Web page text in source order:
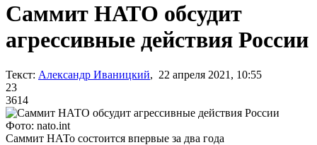
Саммит НАТО обсудит
агрессивные действия России
Текст: Александр Иваницкий, 22 апреля 2021, 10:55
23
3614
Фото: nato.int
Саммит НАТо состоится впервые за два года